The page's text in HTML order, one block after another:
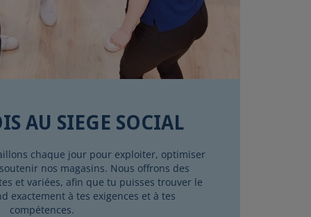
AU SIEGE SOCIAL
chaque jour pour exploiter, optimiser
nos magasins. Nous offrons des
et variées, afin que tu puisses trouver le
exactement à tes exigences et à tes
compétences.